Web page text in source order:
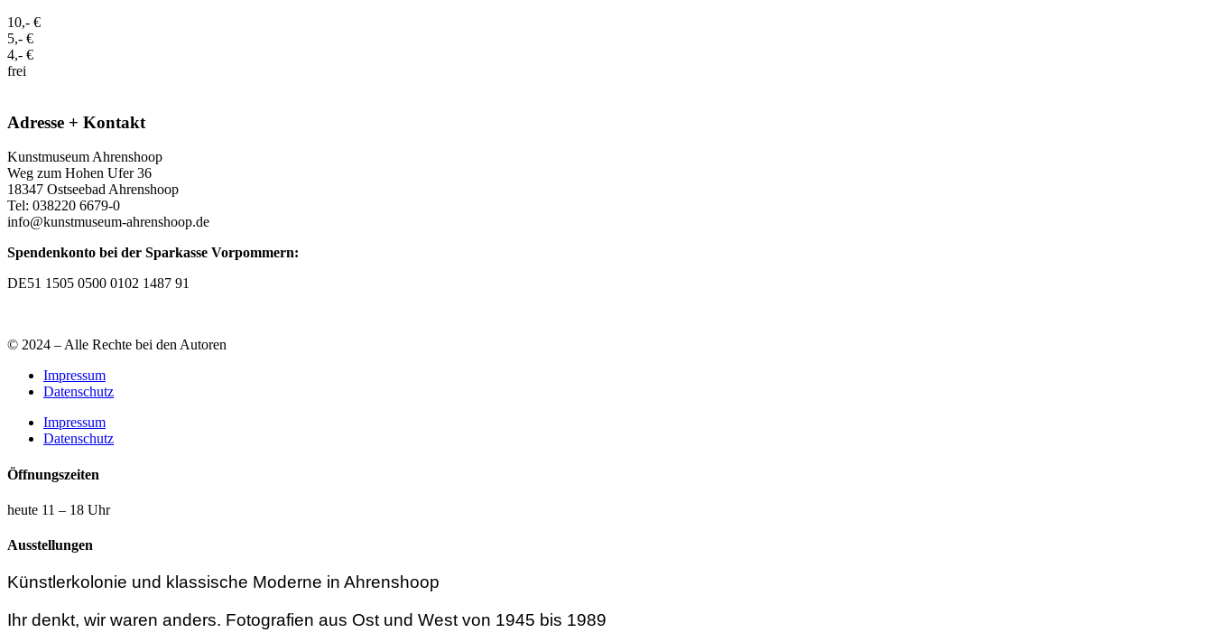
10,- €
5,- €
4,- €
frei
Adresse + Kontakt
Kunstmuseum Ahrenshoop
Weg zum Hohen Ufer 36
18347 Ostseebad Ahrenshoop
Tel: 038220 6679-0
info@kunstmuseum-ahrenshoop.de
Spendenkonto bei der Sparkasse Vorpommern:
DE51 1505 0500 0102 1487 91
© 2024 – Alle Rechte bei den Autoren
Impressum
Datenschutz
Impressum
Datenschutz
Öffnungszeiten
heute 11 – 18 Uhr
Ausstellungen
Künstlerkolonie und klassische Moderne in Ahrenshoop
Ihr denkt, wir waren anders. Fotografien aus Ost und West von 1945 bis 1989